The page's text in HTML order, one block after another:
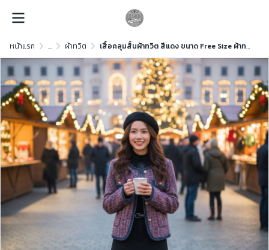
หน้าแรก ... ผ้าทวิต เสื้อคลุมสั้นผ้าทวิต สีแดง ขนาด Free Size ผ้าทวิต สีแดง ขนาด Free Size ผ้าทวิต สีแดง ขนาด Free Size